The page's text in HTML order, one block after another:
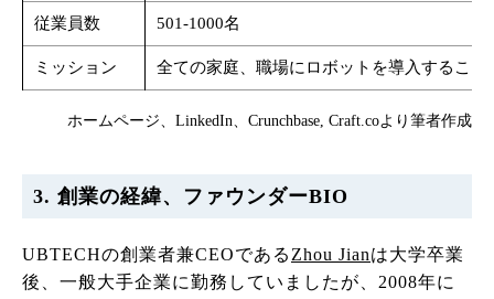
従業員数 501-1000名
ミッション 全ての家庭、職場にロボットを導入すること
ホームページ、LinkedIn、Crunchbase, Craft.coより筆者作成
3. 創業の経緯、ファウンダーBIO
UBTECHの創業者兼CEOであるZhou Jianは大学卒業
後、一般大手企業に勤務していましたが、2008年に